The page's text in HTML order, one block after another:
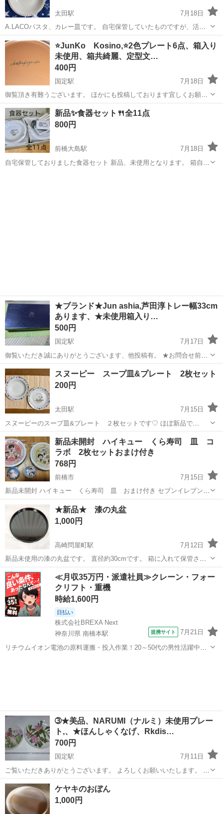
太田駅
7月18日
A.LACOパスタ、カレー皿です。 自宅保管していたものですが、活用
してくださる方にお譲り致します^ ^ オーブン、電子レンジ対応です。
直径21.5cm🍝🍛 ♡深さがあるので煮物などにも重宝すると思います☺️
群馬 太田市 オーブン
⭐JunKo Kosino,⭐2色プレート6点、箱入り
未使用、箱共綺麗、定型文…
400円
国定駅
7月18日
御覧頂き有難うございます。 ほかにも投稿しております宜しくお願い
致します。
群馬 伊勢崎市 国定駅 食器
新品✨食器セット🍴全11点
800円
前橋大島駅
7月18日
自宅保管しておりました食器セット 新品、未使用となります。 箱自体
★ブランド★Jun ashia,芦田淳トレー幅33cm
あります、★未使用箱入り…
500円
国定駅
7月17日
御覧いただき誠にありがとうございます、他投稿有。 ★お問合せ前に
プロフィールをお読み頂きます様お願い致します。 ★定型文不可（結
果お取り引きに至らない方が多いので） よろしくお願いいたします。
群馬 伊勢崎市 国定駅 芦田淳
スヌーピー スープ皿&プレート 2枚セット
200円
太田駅
7月15日
スヌーピーのスープ皿&プレート ２枚セットです♡ ほぼ新品で
す！ スープ皿20cm プレート19cm 活用してくださる方にお譲りしま
す^ - ^ ☆ノークレーム、ノーリターンでお願い致します🙇‍♀️
群馬 太田市 太田駅 スヌーピー
新品未開封 ハイキュー くら寿司 皿 コ
ラボ 2枚セットおまけ付き
768円
前橋市
7月15日
新品未開封 ハイキュー くら寿司 皿 おまけ付き セブンイレブン西
善町店 引き渡し希望ですが 要相談です(^^) 平日なら夕方か 土日 引
き渡し希望です 仕事しているので返事遅いですが気長におまちくださ
い 宜しくお願いし...
前橋市 食器 ハイキュー
★新品★ 漆の丸盆
1,000円
高崎問屋町駅
7月12日
新品未使用の漆の丸盆です。 直径約30cmです。 箱に入れて保管され
ていました。
群馬 高崎市 高崎問屋町駅 食器 新品
≪月収35万円・派遣社員≫クレーン・フォー
クリフト・重機
時給1,600円
日払い
株式会社BREXA Next
神奈川県 南橋本駅
提携サイト 7月21日
リチウムイオン電池の原料運搬・投入作業！20～50代の男性活躍中★
➂★美品、NARUMI（ナルミ）未使用プレー
ト,、★ほんしゃくなげ、Rkdis…
700円
国定駅
7月11日
ご覧いただきありがとうございます。 よろしくお願いいたします。 他
投稿有。 ★お問合せ前にプロフィールをお読み頂きます様お願い致し
ます。 ★定型文不可申し訳ございません。（お取り引きに至らない方
が多い為）
群馬 伊勢崎市 国定駅
ケヤキのおぼん
1,000円